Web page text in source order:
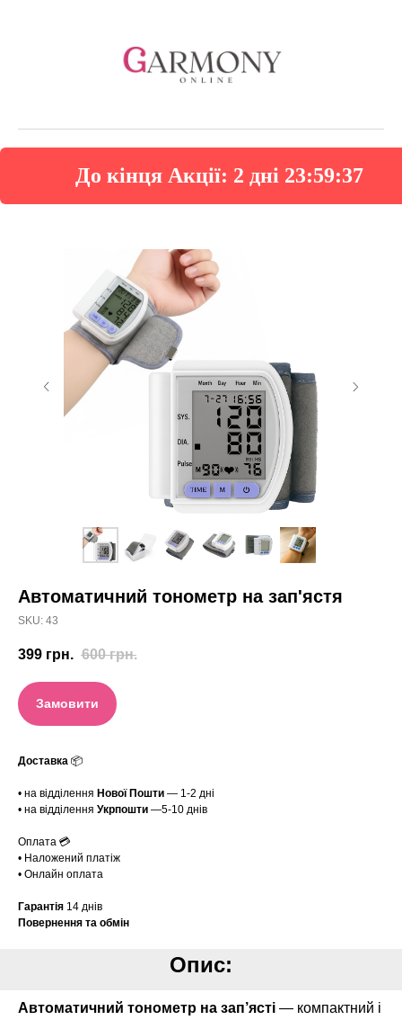
До кінця Акції: 2 дні 23:59:37
Автоматичний тонометр на зап'ястя
SKU: 43
399 грн. 600 грн.
Замовити
Доставка 📦
• на відділення Нової Пошти — 1-2 дні
• на відділення Укрпошти —5-10 днів
Оплата 💳
• Наложений платіж
• Онлайн оплата
Гарантія 14 днів
Повернення та обмін
Опис:
Автоматичний тонометр на зап’ясті — компактний і